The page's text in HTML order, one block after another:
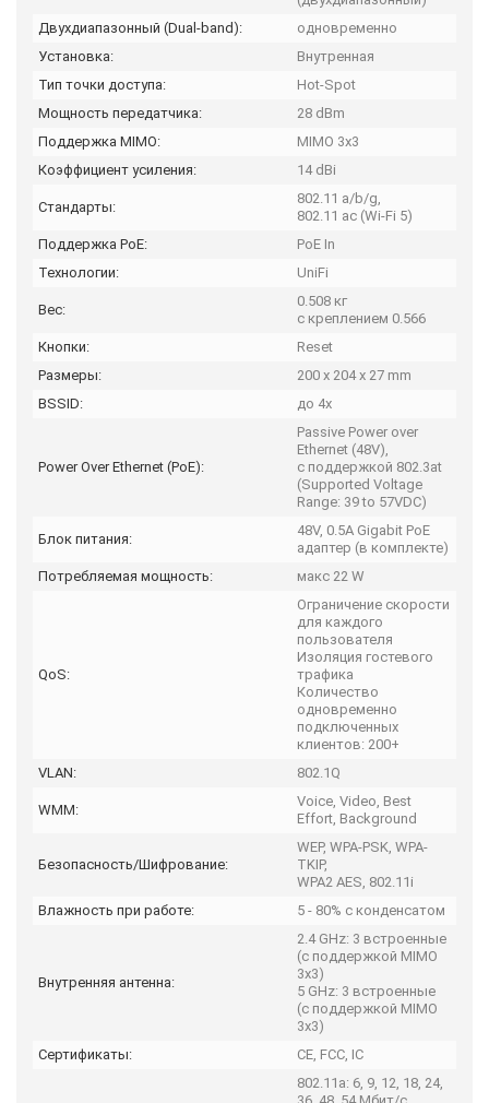
Двухдиапазонный (Dual-band):
одновременно
Установка:
Внутренная
Тип точки доступа:
Hot-Spot
Мощность передатчика:
28 dBm
Поддержка MIMO:
MIMO 3x3
Коэффициент усиления:
14 dBi
Стандарты:
802.11 a/b/g,
802.11 ac (Wi-Fi 5)
Поддержка PoE:
PoE In
Технологии:
UniFi
Вес:
0.508 кг
с креплением 0.566
Кнопки:
Reset
Размеры:
200 x 204 x 27 mm
BSSID:
до 4х
Power Over Ethernet (PoE):
Passive Power over
Ethernet (48V),
с поддержкой 802.3at
(Supported Voltage
Range: 39 to 57VDC)
Блок питания:
48V, 0.5A Gigabit PoE
адаптер (в комплекте)
Потребляемая мощность:
макс 22 W
QoS:
Ограничение скорости
для каждого
пользователя
Изоляция гостевого
трафика
Количество
одновременно
подключенных
клиентов: 200+
VLAN:
802.1Q
WMM:
Voice, Video, Best
Effort, Background
Безопасность/Шифрование:
WEP, WPA-PSK, WPA-
TKIP,
WPA2 AES, 802.11i
Влажность при работе:
5 - 80% с конденсатом
Внутренняя антенна:
2.4 GHz: 3 встроенные
(с поддержкой MIMO
3x3)
5 GHz: 3 встроенные
(с поддержкой MIMO
3x3)
Сертификаты:
CE, FCC, IC
802.11a: 6, 9, 12, 18, 24,